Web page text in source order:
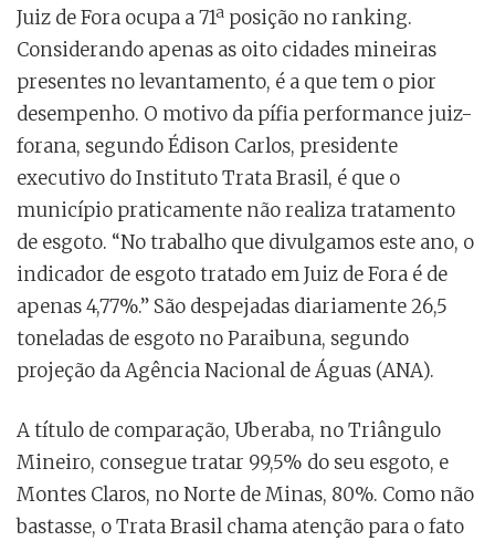
Juiz de Fora ocupa a 71ª posição no ranking.
Considerando apenas as oito cidades mineiras
presentes no levantamento, é a que tem o pior
desempenho. O motivo da pífia performance juiz-
forana, segundo Édison Carlos, presidente
executivo do Instituto Trata Brasil, é que o
município praticamente não realiza tratamento
de esgoto. “No trabalho que divulgamos este ano, o
indicador de esgoto tratado em Juiz de Fora é de
apenas 4,77%.” São despejadas diariamente 26,5
toneladas de esgoto no Paraibuna, segundo
projeção da Agência Nacional de Águas (ANA).
A título de comparação, Uberaba, no Triângulo
Mineiro, consegue tratar 99,5% do seu esgoto, e
Montes Claros, no Norte de Minas, 80%. Como não
bastasse, o Trata Brasil chama atenção para o fato